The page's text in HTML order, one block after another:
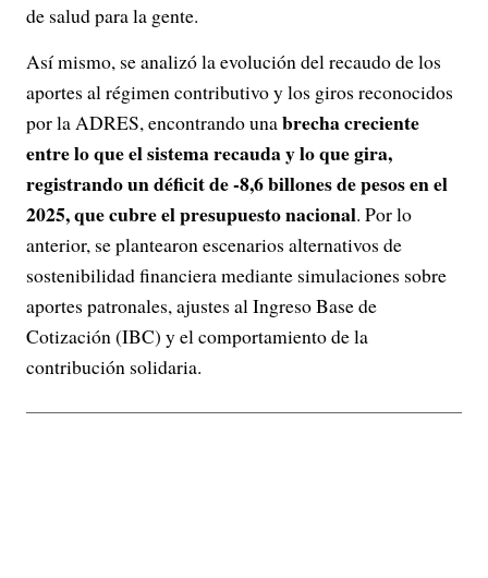
de salud para la gente.
Así mismo, se analizó la evolución del recaudo de los
aportes al régimen contributivo y los giros reconocidos
por la ADRES, encontrando unabrecha creciente
entre lo que el sistema recauda y lo que gira,
registrando un déficit de -8,6 billones de pesos en el
2025, que cubre el presupuesto nacional. Por lo
anterior, se plantearon escenarios alternativos de
sostenibilidad financiera mediante simulaciones sobre
aportes patronales, ajustes al Ingreso Base de
Cotización (IBC) y el comportamiento de la
contribución solidaria.